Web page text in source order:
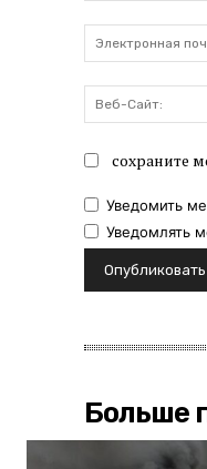
сохраните
Уведомить
Уведомлять
Больше